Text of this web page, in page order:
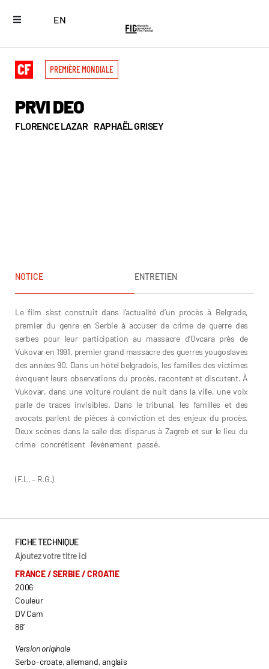
EN
PREMIÈRE MONDIALE
PRVI DEO
FLORENCE LAZAR RAPHAËL GRISEY
NOTICE ENTRETIEN
Le film s’est construit dans l’actualité d’un procès à Belgrade,
premier du genre en Serbie à accuser de crime de guerre des
serbes pour leur participation au massacre d’Ovcara près de
Vukovar en 1991, premier grand massacre des guerres yougoslaves
des années 90. Dans un hôtel belgradois, les familles des victimes
évoquent leurs observations du procès, racontent et discutent. À
Vukovar, dans une voiture roulant de nuit dans la ville, une voix
parle de traces invisibles. Dans le tribunal, les familles et des
avocats parlent de pièces à conviction et des enjeux du procès.
Deux scènes dans la salle des disparus à Zagreb et sur le lieu du
crime concrétisent l’événement passé.
(F.L. – R.G.)
FICHE TECHNIQUE
Ajoutez votre titre ici
FRANCE / SERBIE / CROATIE
2006
Couleur
DV Cam
86’
Version originale
Serbo-croate, allemand, anglais